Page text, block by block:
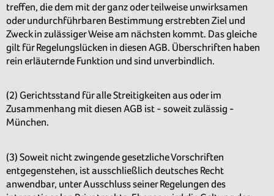
treffen, die dem mit der ganz oder teilweise unwirksamen
oder undurchführbaren Bestimmung erstrebten Ziel und
Zweck in zulässiger Weise am nächsten kommt. Das gleiche
gilt für Regelungslücken in diesen AGB. Überschriften haben
rein erläuternde Funktion und sind unverbindlich.
(2) Gerichtsstand für alle Streitigkeiten aus oder im
Zusammenhang mit diesen AGB ist - soweit zulässig -
München.
(3) Soweit nicht zwingende gesetzliche Vorschriften
entgegenstehen, ist ausschließlich deutsches Recht
anwendbar, unter Ausschluss seiner Regelungen des